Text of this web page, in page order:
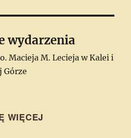
wydarzenia
Macieja M. Lecieja w Kalei i
Górze
WIĘCEJ